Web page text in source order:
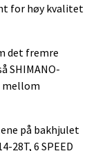
for høy kvalitet
det fremre
SHIMANO-
mellom
på bakhjulet
28T, 6 SPEED